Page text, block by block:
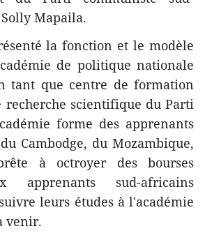
Mapaila.
la fonction et le modèle
de politique nationale
tant que centre de formation
recherche scientifique du Parti
forme des apprenants
Cambodge, du Mozambique,
à octroyer des bourses
apprenants sud-africains
leurs études à l'académie
venir.